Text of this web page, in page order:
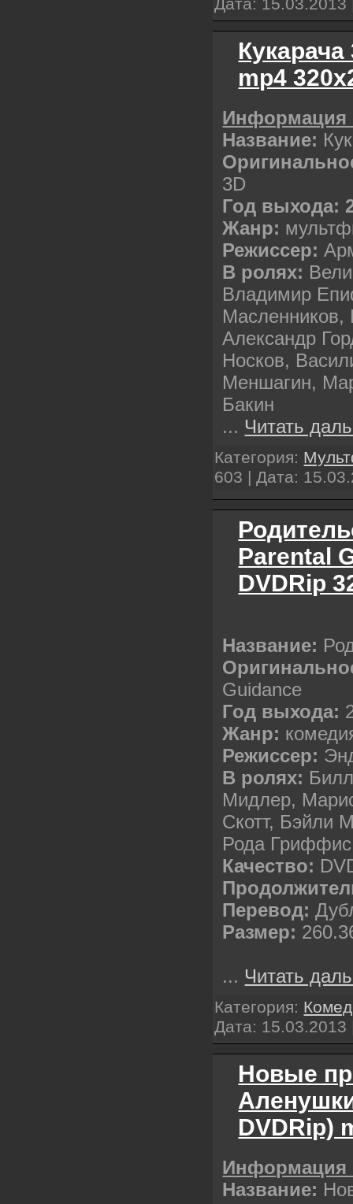
Кукарача
mp4
Название:
3D
Год выхода:
Жанр:
Режиссер:
В ролях:
Владимир
Александр
Носков,
Меншагин,
Бакин
... Читать
Категория:
603 | Дата:
Parental
DVDRip
Название:
Guidance
Год выхода:
Жанр:
Режиссер:
В ролях:
Мидлер,
Скотт, Бэйли
Рода Гриффис
Качество:
Перевод:
Размер:
... Читать
Категория:
Дата: 15.03.2013
Новые
DVDRip)
Название: